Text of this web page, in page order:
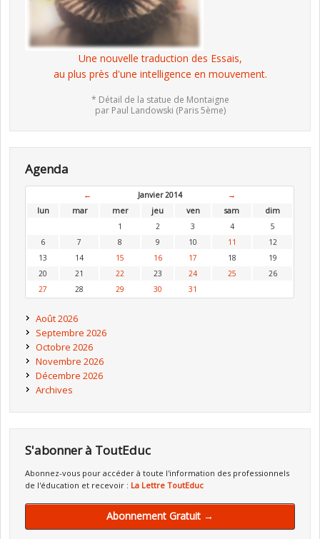
Une nouvelle traduction des Essais,
au plus près d'une intelligence en mouvement.
* Détail de la statue de Montaigne
par Paul Landowski (Paris 5ème)
Agenda
← Janvier 2014
→
lun
mar mer jeu ven sam
dim
1
2 3 4
5
6
7 8 9 10 11
12
13
14 15 16 17 18
19
20
21 22 23 24 25
26
27
28 29 30 31
Août 2026
Septembre 2026
Octobre 2026
Novembre 2026
Décembre 2026
Archives
S'abonner à ToutEduc
Abonnez-vous pour accéder à toute l'information des professionnels
de l'éducation et recevoir : La Lettre ToutEduc
Abonnement Gratuit →